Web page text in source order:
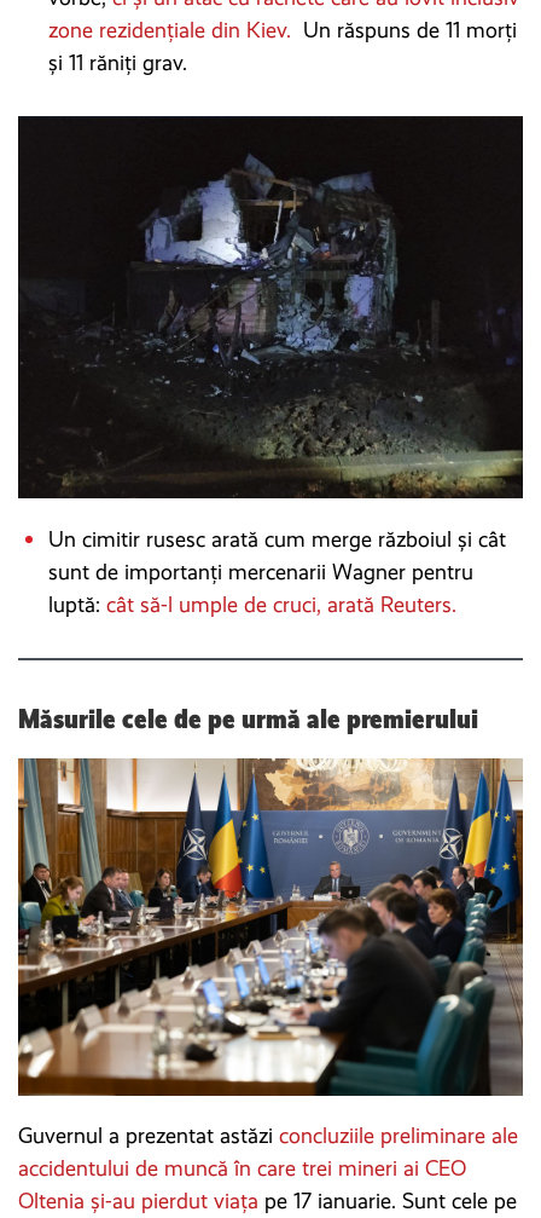
zone rezidențiale din Kiev. Un răspuns de 11 morți
și 11 răniți grav.
Un cimitir rusesc arată cum merge războiul și cât
sunt de importanți mercenarii Wagner pentru
luptă: cât să-l umple de cruci, arată Reuters.
Măsurile cele de pe urmă ale premierului
Guvernul a prezentat astăzi concluziile preliminare ale
accidentului de muncă în care trei mineri ai CEO
Oltenia și-au pierdut viața pe 17 ianuarie. Sunt cele pe